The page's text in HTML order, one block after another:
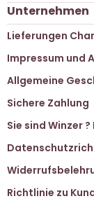
Unternehmen
Lieferungen
Impressum und
Allgemeine
Sichere Zahlung
Sie sind Winzer
Richtlinie zu